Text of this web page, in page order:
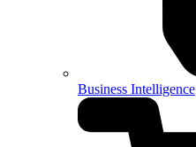
Business Intelligence